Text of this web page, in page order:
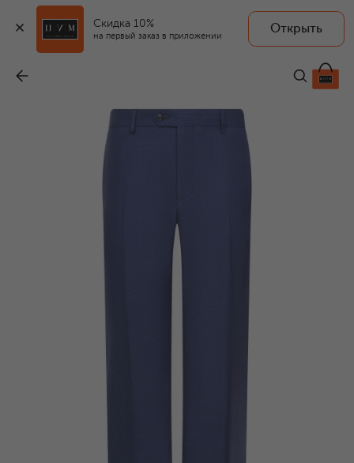
Скидка 10%
на первый заказ в приложении
Открыть
116 500 ₽